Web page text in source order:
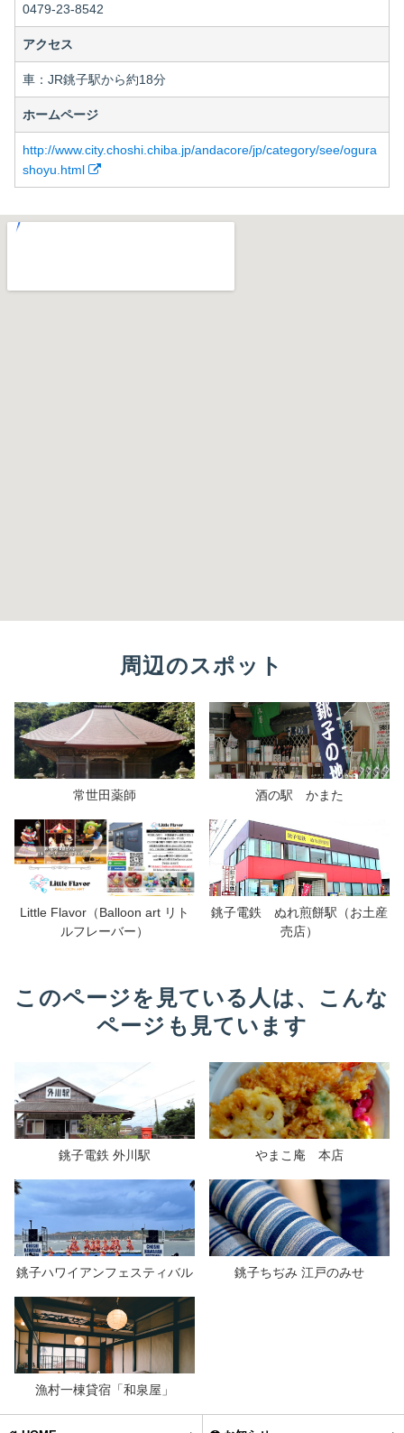
0479-23-8542
アクセス
車：JR銚子駅から約18分
ホームページ
http://www.city.choshi.chiba.jp/andacore/jp/category/see/ogura
shoyu.html
周辺のスポット
常世田薬師 酒の駅 かまた
Little Flavor（Balloon art リト
ルフレーバー）
銚子電鉄 ぬれ煎餅駅（お土産
売店）
このページを見ている人は、こんな
ページも見ています
銚子電鉄 外川駅 やまこ庵 本店
銚子ハワイアンフェスティバル 銚子ちぢみ 江戸のみせ
漁村一棟貸宿「和泉屋」